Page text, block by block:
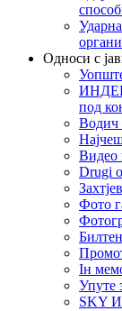
Односи с
под
Водич
Видео
Drugi
Фото
Билтен
Iн
Упуте
SKY